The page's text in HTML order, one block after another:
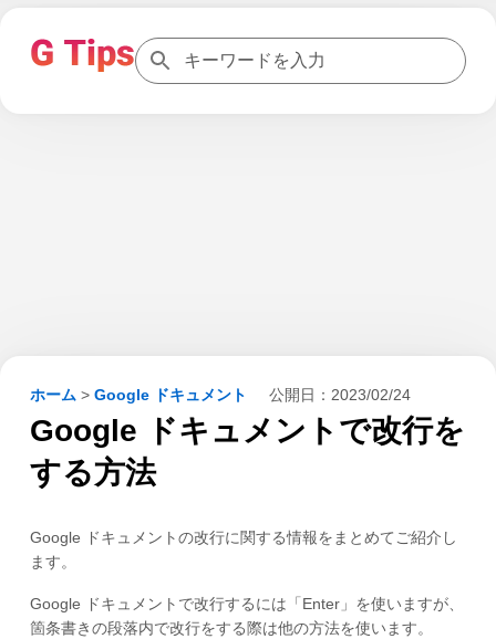
ホーム > Google ドキュメント 公開日： 2023/02/24
Google ドキュメントで改行を
する方法
Google ドキュメントの改行に関する情報をまとめてご紹介し
ます。
Google ドキュメントで改行するには「Enter」を使いますが、
箇条書きの段落内で改行をする際は他の方法を使います。